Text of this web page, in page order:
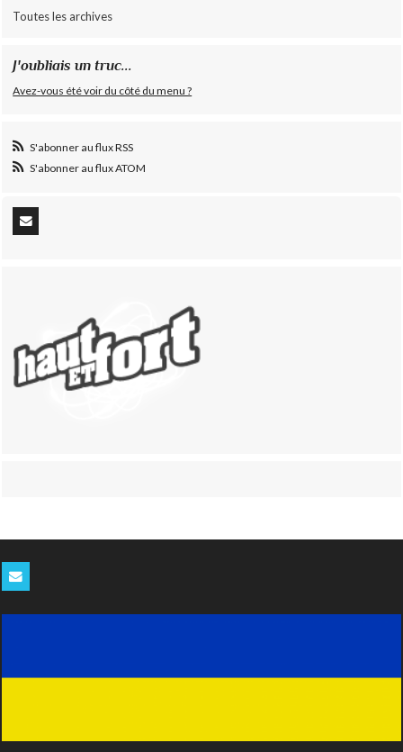
Toutes les archives
J'oubliais un truc...
Avez-vous été voir du côté du menu ?
S'abonner au flux RSS
S'abonner au flux ATOM